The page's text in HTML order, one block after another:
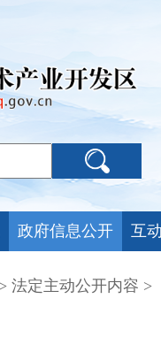
政府信息公开 互
> 法定主动公开内容 >